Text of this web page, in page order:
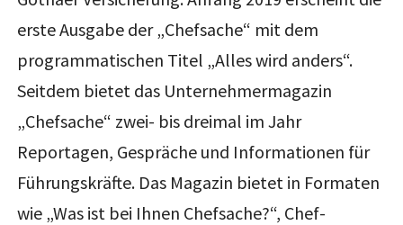
erste Ausgabe der „Chefsache“ mit dem
programmatischen Titel „Alles wird anders“.
Seitdem bietet das Unternehmermagazin
„Chefsache“ zwei- bis dreimal im Jahr
Reportagen, Gespräche und Informationen für
Führungskräfte. Das Magazin bietet in Formaten
wie „Was ist bei Ihnen Chefsache?“, Chef-